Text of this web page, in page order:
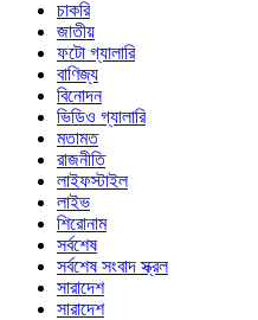
চাকরি
জাতীয়
ফটো গ্যালারি
বাণিজ্য
বিনোদন
ভিডিও গ্যালারি
মতামত
রাজনীতি
লাইফস্টাইল
লাইভ
শিরোনাম
সর্বশেষ
সর্বশেষ সংবাদ স্ক্রল
সারাদেশ
সারাদেশ